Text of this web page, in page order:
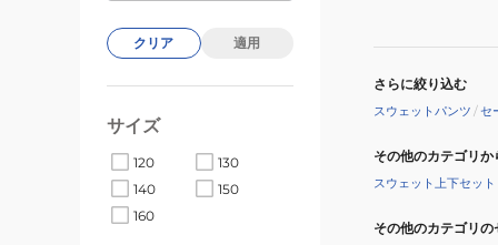
さらに絞り込む
スウェットパンツ /セ
その他のカテゴリか
スウェット上下セット
その他のカテゴリ
クリア 適用
サイズ
120
130
140
150
160